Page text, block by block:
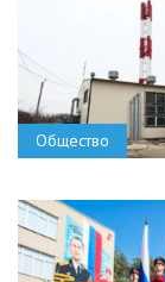
Общество